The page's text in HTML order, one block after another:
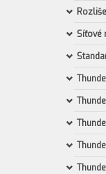
Síťové